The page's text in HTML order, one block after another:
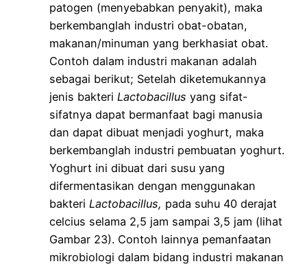
patogen (menyebabkan penyakit), maka
berkembanglah industri obat-obatan,
makanan/minuman yang berkhasiat obat.
Contoh dalam industri makanan adalah
sebagai berikut; Setelah diketemukannya
jenis bakteri Lactobacillus yang sifat-
sifatnya dapat bermanfaat bagi manusia
dan dapat dibuat menjadi yoghurt, maka
berkembanglah industri pembuatan yoghurt.
Yoghurt ini dibuat dari susu yang
difermentasikan dengan menggunakan
bakteri Lactobacillus, pada suhu 40 derajat
celcius selama 2,5 jam sampai 3,5 jam (lihat
Gambar 23). Contoh lainnya pemanfaatan
mikrobiologi dalam bidang industri makanan